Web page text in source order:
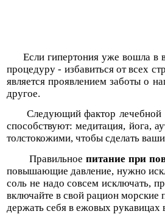
Если гипертония уже вошла в
процедуру - избавиться от всех
является проявлением заботы о
другое.
Следующий фактор лечебной
способствуют: медитация, йога,
толстокожими, чтобы сделать
Правильное питание при
повышающие давление, нужно
соль не надо совсем исключать,
включайте в свой рацион морские
держать себя в ежовых рукавицах